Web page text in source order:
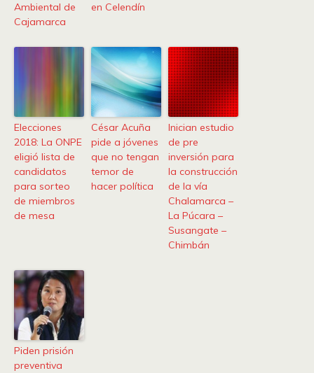
Ambiental de
Cajamarca
en Celendín
Elecciones
2018: La ONPE
eligió lista de
candidatos
para sorteo
de miembros
de mesa
César Acuña
pide a jóvenes
que no tengan
temor de
hacer política
Inician estudio
de pre
inversión para
la construcción
de la vía
Chalamarca –
La Púcara –
Susangate –
Chimbán
Piden prisión
preventiva